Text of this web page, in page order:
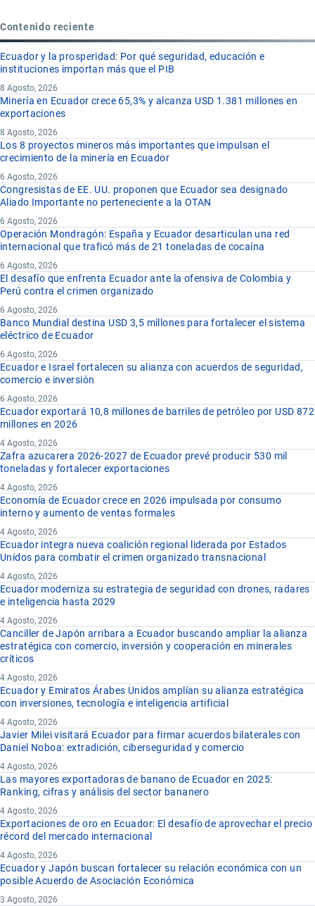
Contenido reciente
Ecuador y la prosperidad: Por qué seguridad, educación e
instituciones importan más que el PIB
8 Agosto, 2026
Minería en Ecuador crece 65,3% y alcanza USD 1.381 millones en
exportaciones
8 Agosto, 2026
Los 8 proyectos mineros más importantes que impulsan el
crecimiento de la minería en Ecuador
6 Agosto, 2026
Congresistas de EE. UU. proponen que Ecuador sea designado
Aliado Importante no perteneciente a la OTAN
6 Agosto, 2026
Operación Mondragón: España y Ecuador desarticulan una red
internacional que traficó más de 21 toneladas de cocaína
6 Agosto, 2026
El desafío que enfrenta Ecuador ante la ofensiva de Colombia y
Perú contra el crimen organizado
6 Agosto, 2026
Banco Mundial destina USD 3,5 millones para fortalecer el sistema
eléctrico de Ecuador
6 Agosto, 2026
Ecuador e Israel fortalecen su alianza con acuerdos de seguridad,
comercio e inversión
6 Agosto, 2026
Ecuador exportará 10,8 millones de barriles de petróleo por USD 872
millones en 2026
4 Agosto, 2026
Zafra azucarera 2026-2027 de Ecuador prevé producir 530 mil
toneladas y fortalecer exportaciones
4 Agosto, 2026
Economía de Ecuador crece en 2026 impulsada por consumo
interno y aumento de ventas formales
4 Agosto, 2026
Ecuador integra nueva coalición regional liderada por Estados
Unidos para combatir el crimen organizado transnacional
4 Agosto, 2026
Ecuador moderniza su estrategia de seguridad con drones, radares
e inteligencia hasta 2029
4 Agosto, 2026
Canciller de Japón arribara a Ecuador buscando ampliar la alianza
estratégica con comercio, inversión y cooperación en minerales
críticos
4 Agosto, 2026
Ecuador y Emiratos Árabes Unidos amplían su alianza estratégica
con inversiones, tecnología e inteligencia artificial
4 Agosto, 2026
Javier Milei visitará Ecuador para firmar acuerdos bilaterales con
Daniel Noboa: extradición, ciberseguridad y comercio
4 Agosto, 2026
Las mayores exportadoras de banano de Ecuador en 2025:
Ranking, cifras y análisis del sector bananero
4 Agosto, 2026
Exportaciones de oro en Ecuador: El desafío de aprovechar el precio
récord del mercado internacional
4 Agosto, 2026
Ecuador y Japón buscan fortalecer su relación económica con un
posible Acuerdo de Asociación Económica
3 Agosto, 2026